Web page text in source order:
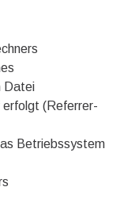
Datei
(Referrer-
Betriebssystem